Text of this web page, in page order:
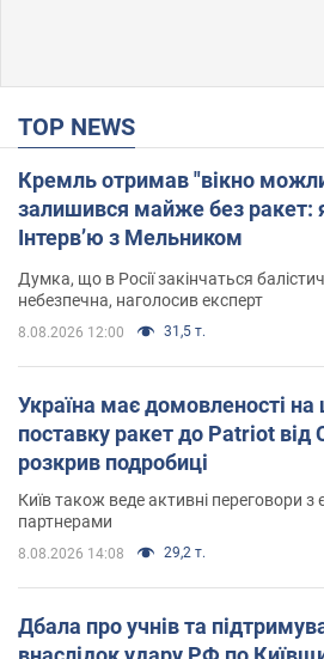
TOP NEWS
Кремль отримав "вікно
залишився майже без ракет:
Інтерв’ю з Мельником
Думка, що в Росії закінчаться
небезпечна, наголосив експерт
8.08.2026 12:00 31,5 т.
Україна має домовленості
поставку ракет до Patriot
розкрив подробиці
Київ також веде активні переговори
партнерами
8.08.2026 14:08 29,2 т.
Дбала про учнів та